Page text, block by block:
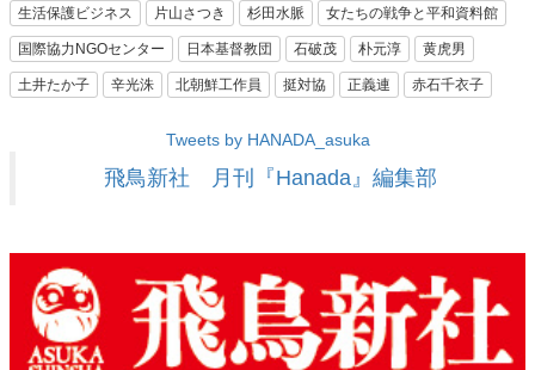
生活保護ビジネス 片山さつき 杉田水脈 女たちの戦争と平和資料館
国際協力NGOセンター 日本基督教団 石破茂 朴元淳 黄虎男
土井たか子 辛光洙 北朝鮮工作員 挺対協 正義連 赤石千衣子
Tweets by HANADA_asuka
飛鳥新社 月刊『Hanada』編集部